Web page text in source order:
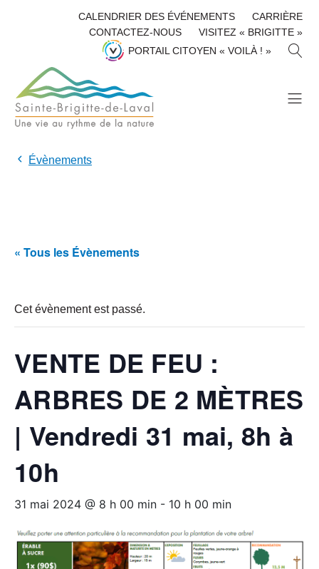
CALENDRIER DES ÉVÉNEMENTS
CARRIÈRE
CONTACTEZ-NOUS
VISITEZ « BRIGITTE »
PORTAIL CITOYEN « VOILÀ ! »
H
Évènements
« Tous les Évènements
Cet évènement est passé.
VENTE DE FEU :
ARBRES DE 2 MÈTRES
| Vendredi 31 mai, 8h à
10h
31 mai 2024 @ 8 h 00 min - 10 h 00 min